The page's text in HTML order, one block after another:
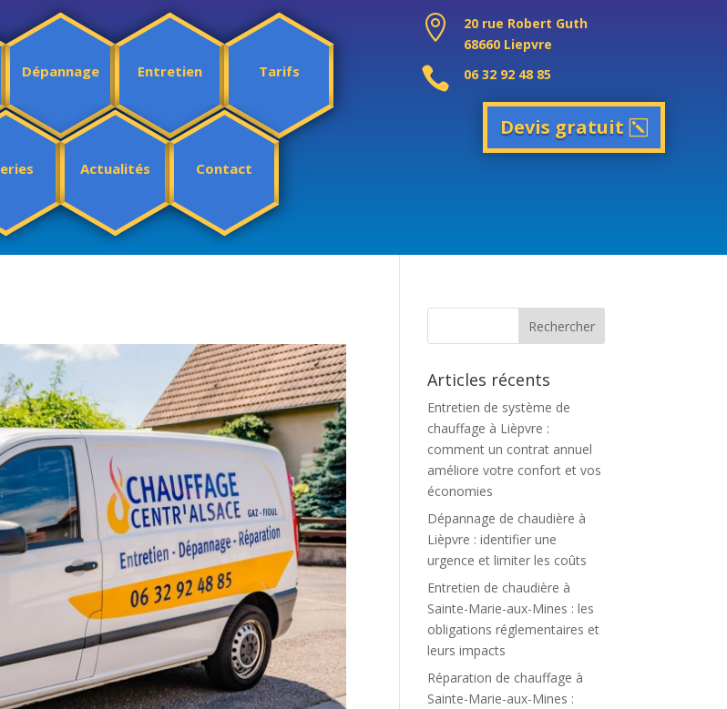
Dépannage Entretien Tarifs
Actualités Contact

20 rue Robert Guth
68660 Liepvre
 06 32 92 48 85
Devis gratuit
Articles récents
Entretien de système de
chauffage à Lièpvre :
comment un contrat annuel
améliore votre confort et vos
économies
Dépannage de chaudière à
Lièpvre : identifier une
urgence et limiter les coûts
Entretien de chaudière à
Sainte-Marie-aux-Mines : les
obligations réglementaires et
leurs impacts
Réparation de chauffage à
Sainte-Marie-aux-Mines :